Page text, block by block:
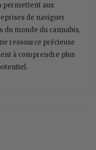
permettent aux
de naviguer
du monde du cannabis,
ressource précieuse
à comprendre plus